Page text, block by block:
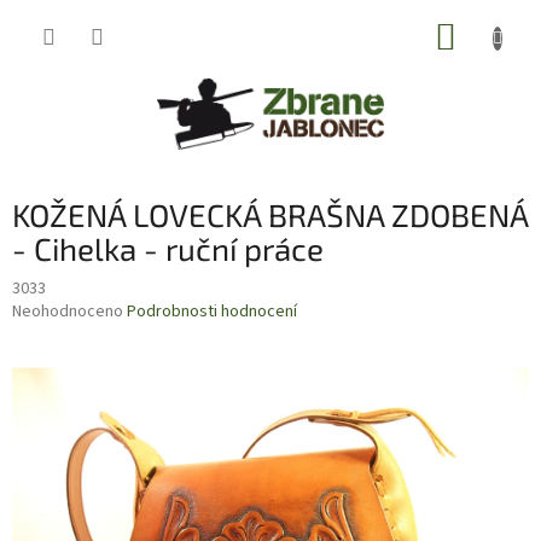
KOŽENÁ LOVECKÁ BRAŠNA ZDOBENÁ
- Cihelka - ruční práce
3033
Průměrné
hvězdiček.
Neohodnoceno Podrobnosti hodnocení